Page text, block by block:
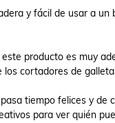
y fácil de usar a
producto es muy
cortadores de
tiempo felices y
para ver quién